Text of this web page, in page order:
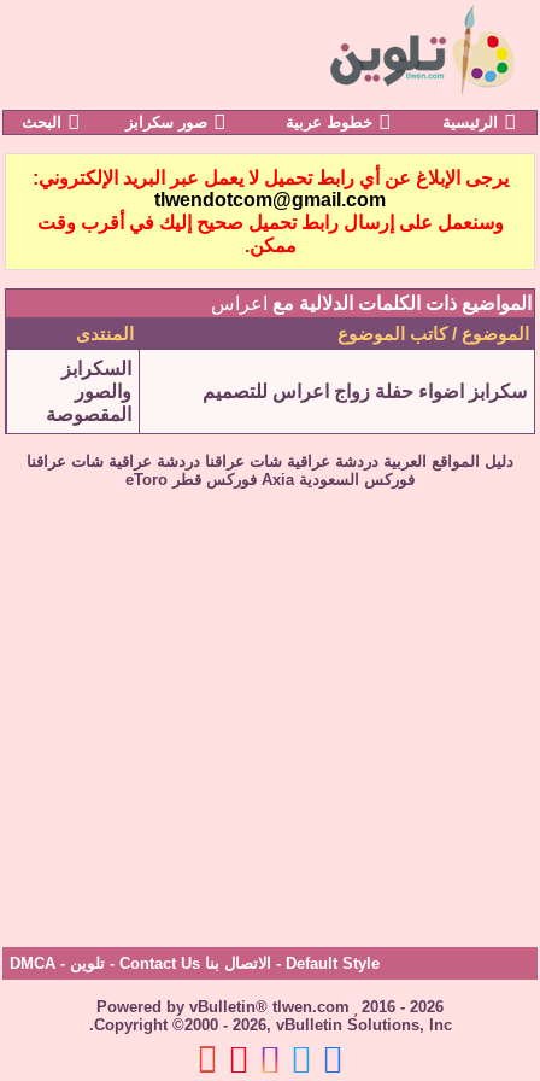
الرئيسية خطوط عربية صور سكرابز البحث
يرجى الإبلاغ عن أي رابط تحميل لا يعمل عبر البريد الإلكتروني:
tlwendotcom@gmail.com
وسنعمل على إرسال رابط تحميل صحيح إليك في أقرب وقت
ممكن.
المواضيع ذات الكلمات الدلالية مع اعراس
الموضوع / كاتب الموضوع المنتدى
سكرابز اضواء حفلة زواج اعراس للتصميم
السكرابز
والصور
المقصوصة
دليل المواقع العربية دردشة عراقية شات عراقنا دردشة عراقية شات عراقنا
فوركس السعودية Axia فوركس قطر eToro
Default Style
- الاتصال بنا Contact Us - تلوين -
DMCA
Powered by vBulletin® tlwen.com
2016 - 2026
Copyright ©2000 - 2026, vBulletin Solutions, Inc.